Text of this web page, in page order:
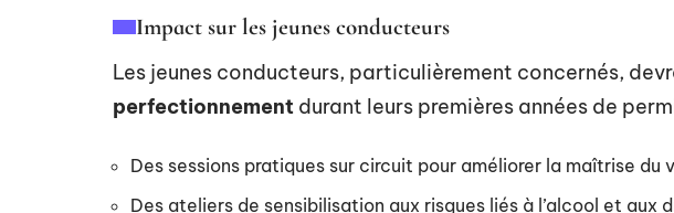
Impact sur les jeunes conducteurs
Les jeunes conducteurs, particulièrement concernés,
perfectionnement durant leurs premières années de
Des sessions pratiques sur circuit pour améliorer la maîtrise du
Des ateliers de sensibilisation aux risques liés à l’alcool et aux